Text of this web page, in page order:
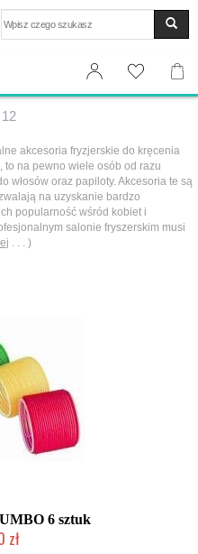
akcesoria fryzjerskie do kręcenia
to na pewno wiele osób od razu
włosów oraz papiloty. Akcesoria te są
na uzyskanie bardzo
popularność wśród kobiet i
salonie fryszerskim musi
. . . )
6 sztuk
zł